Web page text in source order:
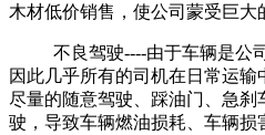
木材低价销售，使公司蒙受巨大
不良驾驶----由于车辆是公
因此几乎所有的司机在日常运输
尽量的随意驾驶、踩油门、急
驶，导致车辆燃油损耗、车辆